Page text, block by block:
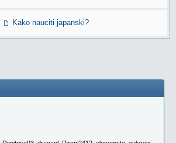
Kako nauciti japanski?